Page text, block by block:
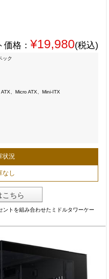
価格： ¥19,980(税込)
ック
、Micro ATX、Mini-ITX
状況
なし
こちら
トを組み合わせたミドルタワーケー